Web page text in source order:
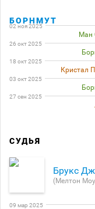
БОРНМУТ
02 ноя 2025
Ман
26 окт 2025
18 окт 2025
Кристал
03 окт 2025
27 сен 2025
СУДЬЯ
Брукс
(Мелтон
09 мар 2025